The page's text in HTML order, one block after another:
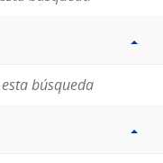
búsqueda